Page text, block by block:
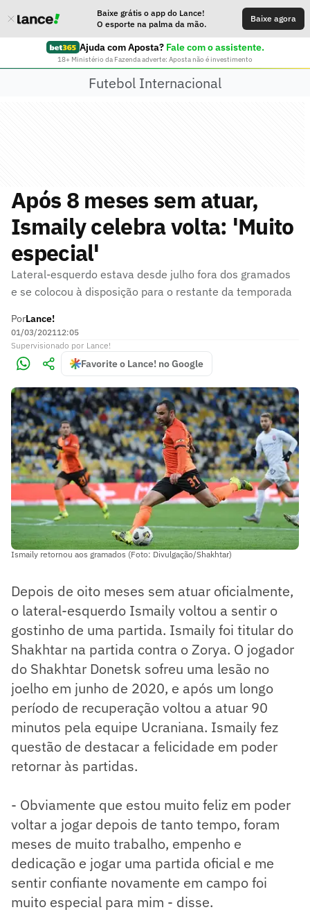
Baixe grátis o app do Lance!
O esporte na palma da mão.
Baixe agora
Ajuda com Aposta? Fale com o assistente.
18+ Ministério da Fazenda adverte: Aposta não é investimento
Futebol Internacional
Após 8 meses sem atuar,
Ismaily celebra volta: 'Muito
especial'
Lateral-esquerdo estava desde julho fora dos gramados
e se colocou à disposição para o restante da temporada
PorLance!
01/03/202112:05
Supervisionado por Lance!
Favorite o Lance! no Google
Ismaily retornou aos gramados (Foto: Divulgação/Shakhtar)
Depois de oito meses sem atuar oficialmente,
o lateral-esquerdo Ismaily voltou a sentir o
gostinho de uma partida. Ismaily foi titular do
Shakhtar na partida contra o Zorya. O jogador
do Shakhtar Donetsk sofreu uma lesão no
joelho em junho de 2020, e após um longo
período de recuperação voltou a atuar 90
minutos pela equipe Ucraniana. Ismaily fez
questão de destacar a felicidade em poder
retornar às partidas.
- Obviamente que estou muito feliz em poder
voltar a jogar depois de tanto tempo, foram
meses de muito trabalho, empenho e
dedicação e jogar uma partida oficial e me
sentir confiante novamente em campo foi
muito especial para mim - disse.